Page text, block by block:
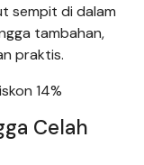
sempit di dalam
tambahan,
praktis.
14%
Celah